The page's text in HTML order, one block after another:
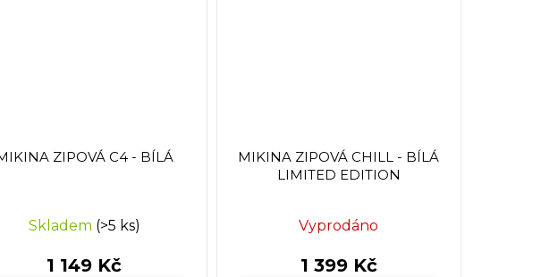
ZIPOVÁ C4 - BÍLÁ
Skladem (>5 ks)
1 149 Kč
MIKINA ZIPOVÁ CHILL - BÍLÁ
LIMITED EDITION
Vyprodáno
1 399 Kč